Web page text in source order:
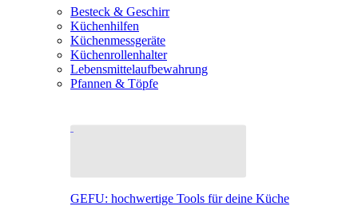
Besteck & Geschirr
Küchenhilfen
Küchenmessgeräte
Küchenrollenhalter
Lebensmittelaufbewahrung
Pfannen & Töpfe
GEFU: hochwertige Tools für deine Küche